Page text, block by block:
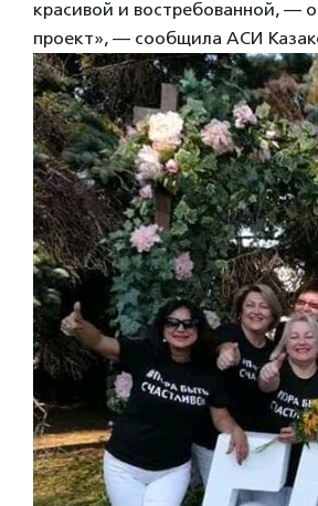
красивой и востребованной, —
проект», — сообщила АСИ